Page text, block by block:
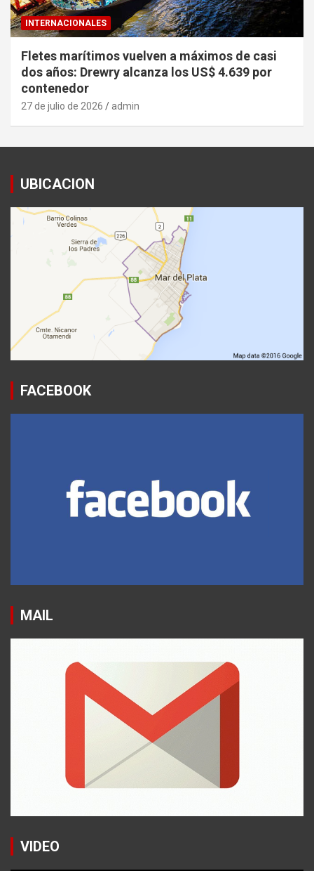
INTERNACIONALES
Fletes marítimos vuelven a máximos de casi
dos años: Drewry alcanza los US$ 4.639 por
contenedor
27 de julio de 2026 admin
UBICACION
FACEBOOK
MAIL
VIDEO